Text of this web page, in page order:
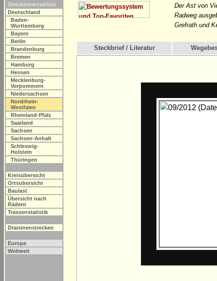
Streckenverzeichnis
Deutschland
Baden-
Württemberg
Bayern
Berlin
Brandenburg
Bremen
Hamburg
Hessen
Mecklenburg-
Vorpommern
Niedersachsen
Nordrhein-
Westfalen
Rheinland-Pfalz
Saarland
Sachsen
Sachsen-Anhalt
Schleswig-
Holstein
Thüringen
Kreisübersicht
Ortsübersicht
Baulast
Übersicht nach
Rädern
Trassenstatistik
Draisinenstrecken
Europa
Weltweit
Der Ast von
Radweg
Grefrath und
Steckbrief / Literatur